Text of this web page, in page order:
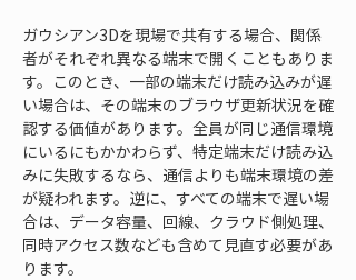
ガウシアン3Dを現場で共有する場合、関係
者がそれぞれ異なる端末で開くこともありま
す。このとき、一部の端末だけ読み込みが遅
い場合は、その端末のブラウザ更新状況を確
認する価値があります。全員が同じ通信環境
にいるにもかかわらず、特定端末だけ読み込
みに失敗するなら、通信よりも端末環境の差
が疑われます。逆に、すべての端末で遅い場
合は、データ容量、回線、クラウド側処理、
同時アクセス数なども含めて見直す必要があ
ります。